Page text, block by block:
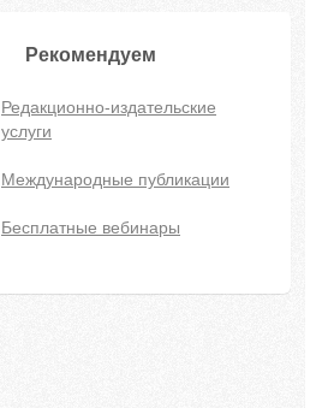
Рекомендуем
Редакционно-издательские
услуги
Международные публикации
Бесплатные вебинары